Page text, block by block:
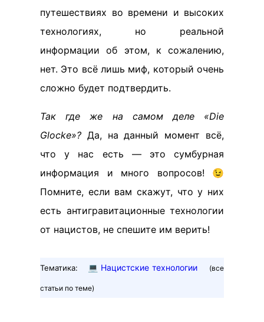
путешествиях во времени и высоких
технологиях, но реальной
информации об этом, к сожалению,
нет. Это всё лишь миф, который очень
сложно будет подтвердить.
Так где же на самом деле «Die
Glocke»? Да, на данный момент всё,
что у нас есть — это сумбурная
информация и много вопросов! 😉
Помните, если вам скажут, что у них
есть антигравитационные технологии
от нацистов, не спешите им верить!
Тематика: 💻 Нацистские технологии (все
статьи по теме)